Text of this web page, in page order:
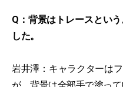
Q：背景はトレースとい
した。
岩井澤：キャラクターは